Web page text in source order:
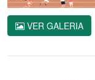
VER GALERIA